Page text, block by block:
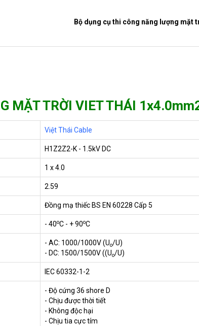
Bộ dụng cụ thi công năng lượng mặt
Cáp điện năng lượng mặt trời CADIVI
MẶT TRỜI VIET THÁI
Việt Thái Cable
H1Z2Z2-K - 1.5kV DC
1 x 4.0
2.59
Đồng mạ thiếc BS EN 60228 Cấp 5
- 40oC - + 90oC
- AC: 1000/1000V (Uo/U)
- DC: 1500/1500V ((Uo/U)
IEC 60332-1-2
- Độ cứng 36 shore D
- Chịu được thời tiết
- Không độc hại
- Chịu tia cực tím